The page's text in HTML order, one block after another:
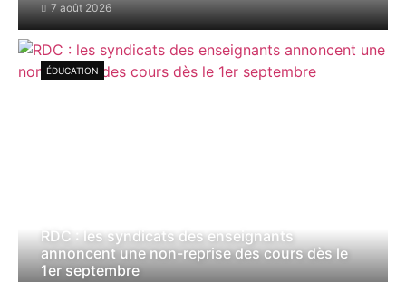
7 août 2026
ÉDUCATION
RDC : les syndicats des enseignants
annoncent une non-reprise des cours dès le
1er septembre